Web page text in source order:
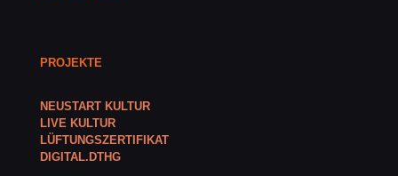
PROJEKTE
NEUSTART KULTUR
LIVE KULTUR
LÜFTUNGSZERTIFIKAT
DIGITAL.DTHG